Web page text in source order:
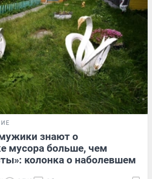
знают о
мусора больше, чем
колонка о наболевшем